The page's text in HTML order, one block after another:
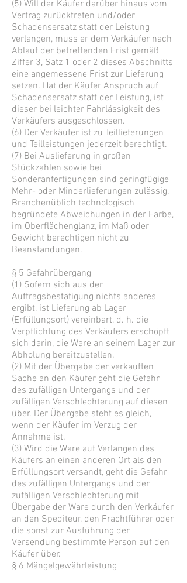
(5) Will der Käufer darüber hinaus vom
Vertrag zurücktreten und/oder
Schadensersatz statt der Leistung
verlangen, muss er dem Verkäufer nach
Ablauf der betreffenden Frist gemäß
Ziffer 3, Satz 1 oder 2 dieses Abschnitts
eine angemessene Frist zur Lieferung
setzen. Hat der Käufer Anspruch auf
Schadensersatz statt der Leistung, ist
dieser bei leichter Fahrlässigkeit des
Verkäufers ausgeschlossen.
(6) Der Verkäufer ist zu Teillieferungen
und Teilleistungen jederzeit berechtigt.
(7) Bei Auslieferung in großen
Stückzahlen sowie bei
Sonderanfertigungen sind geringfügige
Mehr- oder Minderlieferungen zulässig.
Branchenüblich technologisch
begründete Abweichungen in der Farbe,
im Oberflächenglanz, im Maß oder
Gewicht berechtigen nicht zu
Beanstandungen.
§ 5 Gefahrübergang
(1) Sofern sich aus der
Auftragsbestätigung nichts anderes
ergibt, ist Lieferung ab Lager
(Erfüllungsort) vereinbart, d. h. die
Verpflichtung des Verkäufers erschöpft
sich darin, die Ware an seinem Lager zur
Abholung bereitzustellen.
(2) Mit der Übergabe der verkauften
Sache an den Käufer geht die Gefahr
des zufälligen Untergangs und der
zufälligen Verschlechterung auf diesen
über. Der Übergabe steht es gleich,
wenn der Käufer im Verzug der
Annahme ist.
(3) Wird die Ware auf Verlangen des
Käufers an einen anderen Ort als den
Erfüllungsort versandt, geht die Gefahr
des zufälligen Untergangs und der
zufälligen Verschlechterung mit
Übergabe der Ware durch den Verkäufer
an den Spediteur, den Frachtführer oder
die sonst zur Ausführung der
Versendung bestimmte Person auf den
Käufer über.
§ 6 Mängelgewährleistung